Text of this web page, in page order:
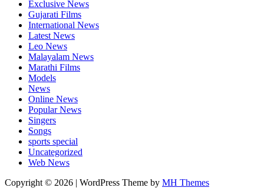
Exclusive News
Gujarati Films
International News
Latest News
Leo News
Malayalam News
Marathi Films
Models
News
Online News
Popular News
Singers
Songs
sports special
Uncategorized
Web News
Copyright © 2026 | WordPress Theme by MH Themes